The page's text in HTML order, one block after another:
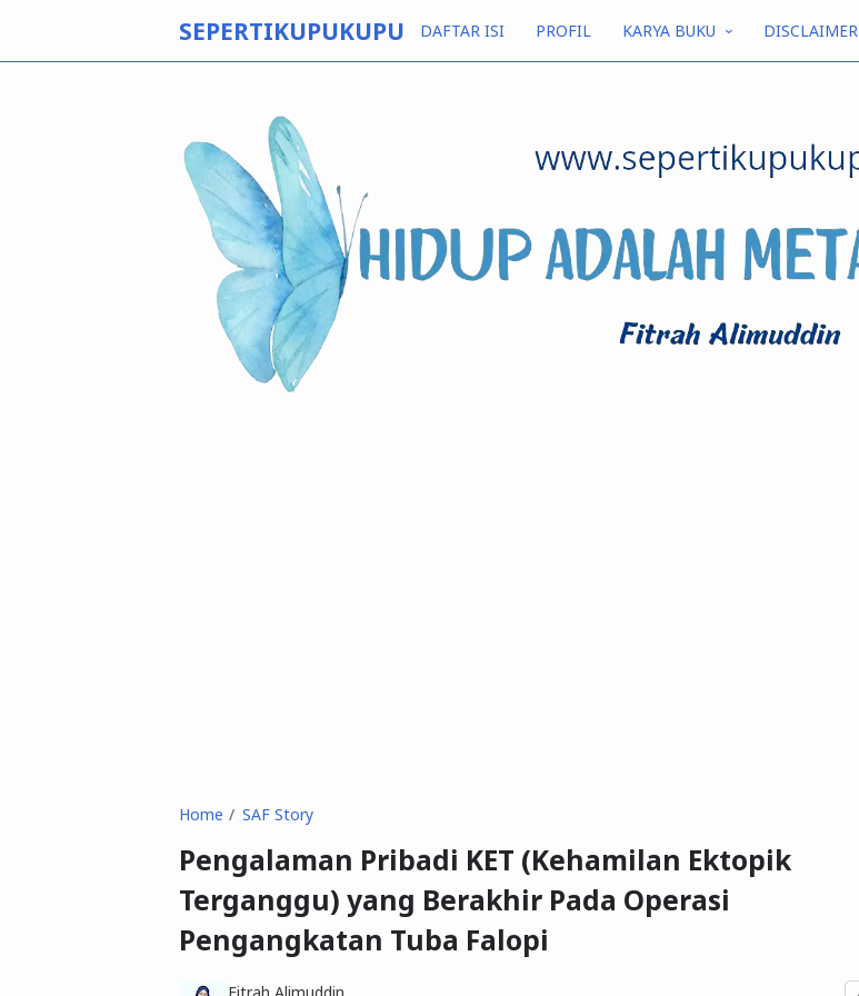
SEPERTIKUPUKUPU DAFTAR ISI PROFIL KARYA BUKU DISCLAIMER
Home SAF Story
Pengalaman Pribadi KET (Kehamilan Ektopik
Terganggu) yang Berakhir Pada Operasi
Pengangkatan Tuba Falopi